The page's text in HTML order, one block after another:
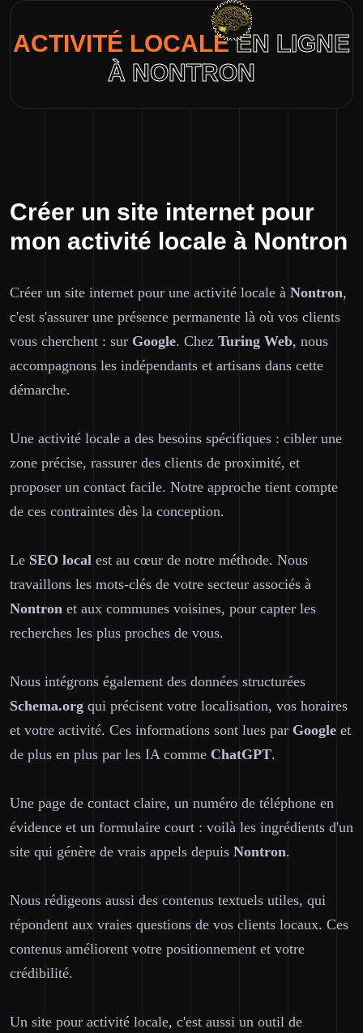
ACTIVITÉ LOCALEEN LIGNE
À NONTRON
Créer un site internet pour
mon activité locale à Nontron
Créer un site internet pour une activité locale à Nontron,
c'est s'assurer une présence permanente là où vos clients
vous cherchent : sur Google. Chez Turing Web, nous
accompagnons les indépendants et artisans dans cette
démarche.
Une activité locale a des besoins spécifiques : cibler une
zone précise, rassurer des clients de proximité, et
proposer un contact facile. Notre approche tient compte
de ces contraintes dès la conception.
Le SEO local est au cœur de notre méthode. Nous
travaillons les mots-clés de votre secteur associés à
Nontron et aux communes voisines, pour capter les
recherches les plus proches de vous.
Nous intégrons également des données structurées
Schema.org qui précisent votre localisation, vos horaires
et votre activité. Ces informations sont lues par Google et
de plus en plus par les IA comme ChatGPT.
Une page de contact claire, un numéro de téléphone en
évidence et un formulaire court : voilà les ingrédients d'un
site qui génère de vrais appels depuis Nontron.
Nous rédigeons aussi des contenus textuels utiles, qui
répondent aux vraies questions de vos clients locaux. Ces
contenus améliorent votre positionnement et votre
crédibilité.
Un site pour activité locale, c'est aussi un outil de